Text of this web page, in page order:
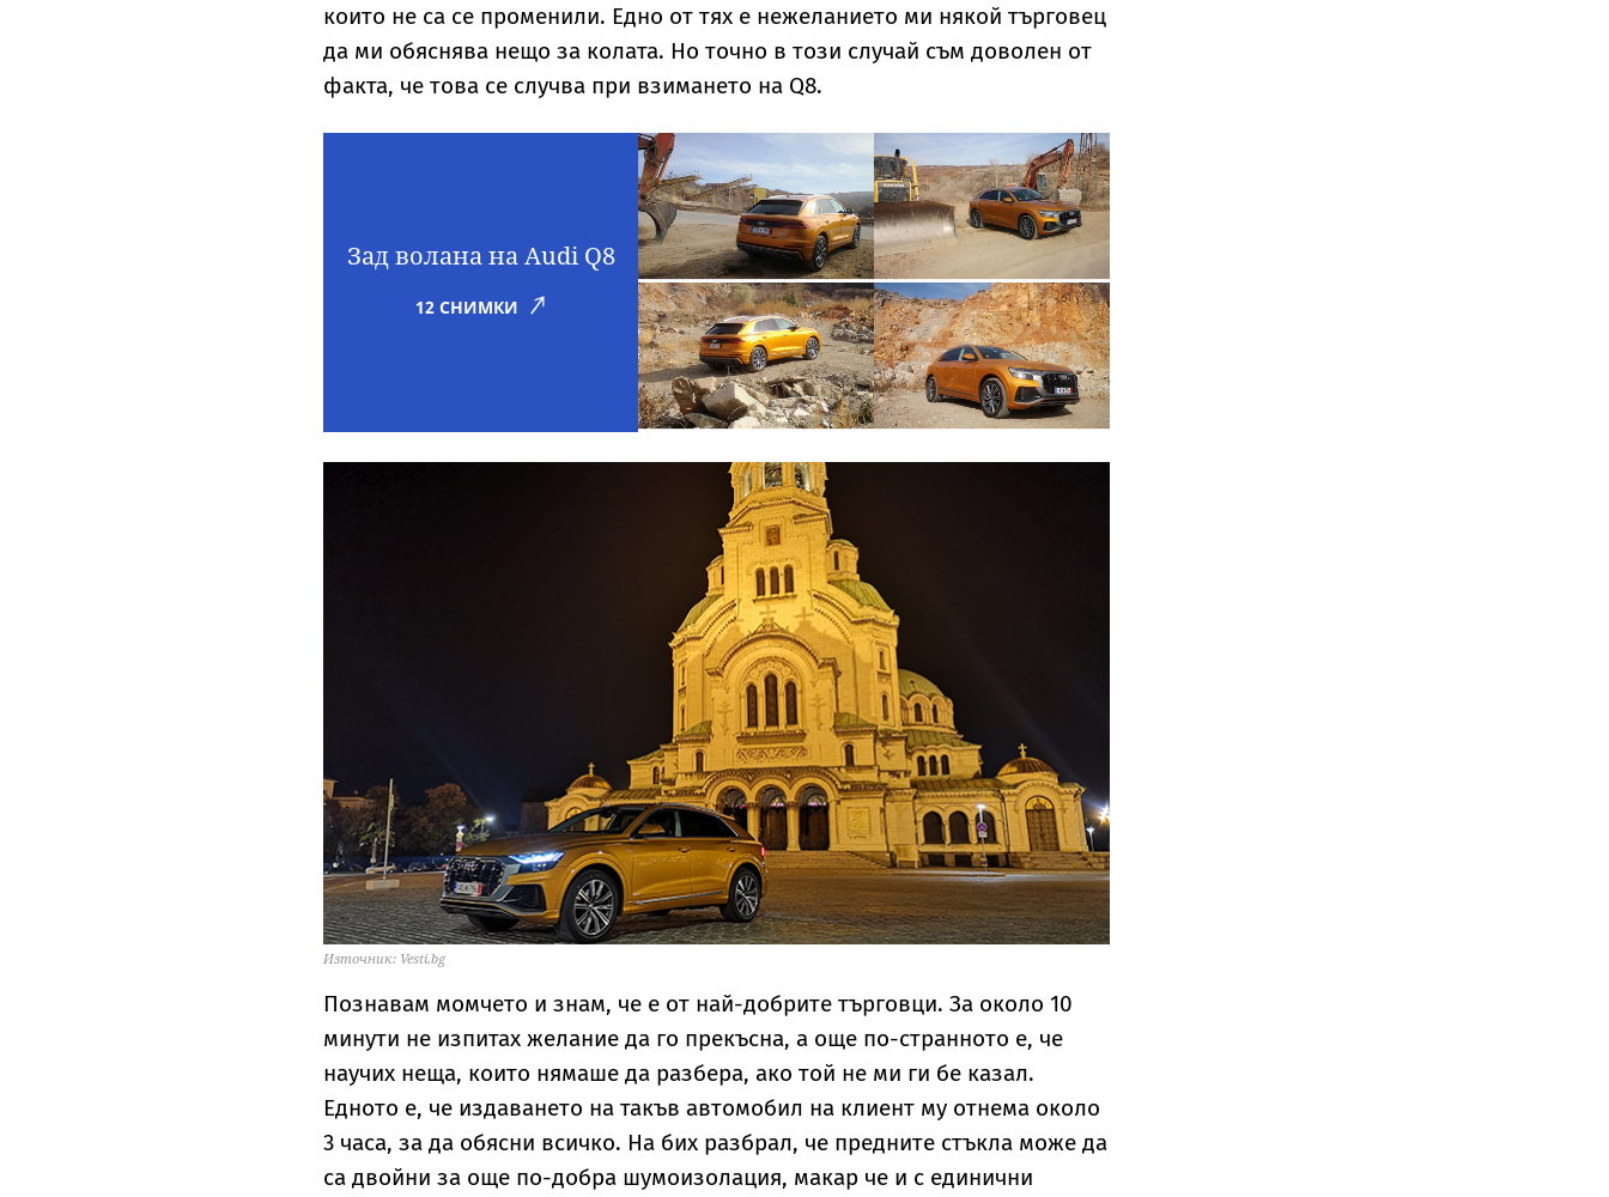
които не са се променили. Едно от тях е нежеланието ми някой търговец
да ми обяснява нещо за колата. Но точно в този случай съм доволен от
факта, че това се случва при взимането на Q8.
Зад волана на Audi Q8
12 СНИМКИ
Източник: Vesti.bg
Познавам момчето и знам, че е от най-добрите търговци. За около 10
минути не изпитах желание да го прекъсна, а още по-странното е, че
научих неща, които нямаше да разбера, ако той не ми ги бе казал.
Едното е, че издаването на такъв автомобил на клиент му отнема около
3 часа, за да обясни всичко. На бих разбрал, че предните стъкла може да
са двойни за още по-добра шумоизолация, макар че и с единични